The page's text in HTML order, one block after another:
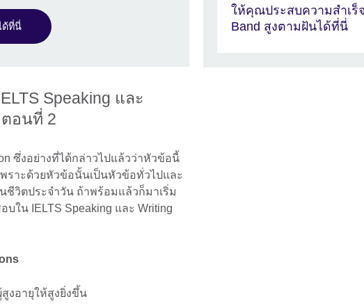
ด้ที่นี่
Speaking และ
ตอนที่ 2
ซึ่งอย่างที่ได้กล่าวไปแล้วว่าหัวข้อนี้
ราะด้วยหัวข้อนั้นเป็นหัวข้อทั่วไปและ
ชีวิตประจำวัน ถ้าพร้อมแล้วก็มาเริ่ม
ใน IELTS Speaking และ Writing
งอายุให้สูงยิ่งขึ้น
ให้คุณประสบความสำเร็
Band สูงตามฝันได้ที่นี่